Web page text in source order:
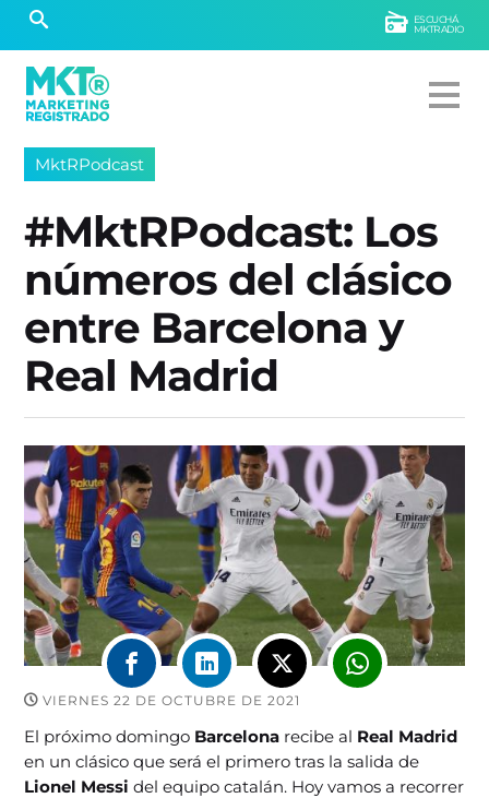
ESCUCHÁ
MKTRADIO
MktRPodcast
#MktRPodcast: Los
números del clásico
entre Barcelona y
Real Madrid
VIERNES 22 DE OCTUBRE DE 2021
El próximo domingo Barcelona recibe al Real Madrid
en un clásico que será el primero tras la salida de
Lionel Messi del equipo catalán. Hoy vamos a recorrer